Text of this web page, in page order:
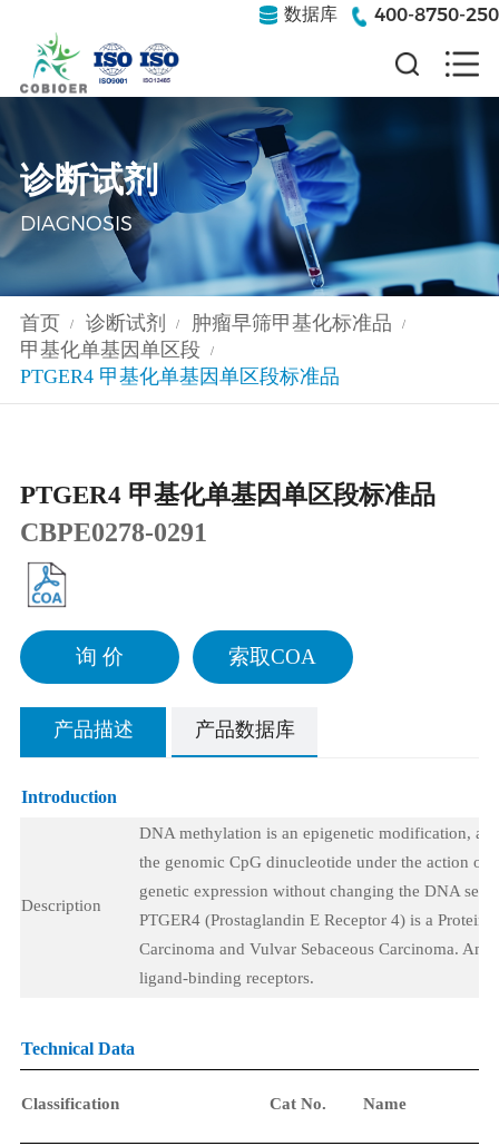
数据库 400-8750-250
诊断试剂
DIAGNOSIS
首页 / 诊断试剂 / 肿瘤早筛甲基化标准品 /
甲基化单基因单区段 /
PTGER4 甲基化单基因单区段标准品
PTGER4 甲基化单基因单区段标准品
CBPE0278-0291
询 价 索取COA
产品描述 产品数据库
Introduction
Description
DNA methylation is an epigenetic modification, a
the genomic CpG dinucleotide under the action of
genetic expression without changing the DNA
PTGER4 (Prostaglandin E Receptor 4) is a Protein
Carcinoma and Vulvar Sebaceous Carcinoma.
ligand-binding receptors.
Technical Data
Classification Cat No. Name